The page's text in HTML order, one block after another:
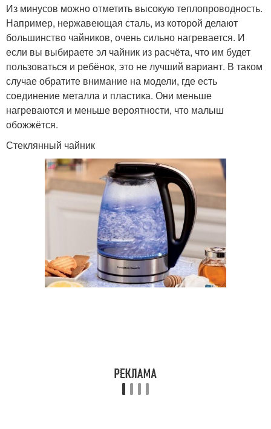
Из минусов можно отметить высокую теплопроводность.
Например, нержавеющая сталь, из которой делают
большинство чайников, очень сильно нагревается. И
если вы выбираете эл чайник из расчёта, что им будет
пользоваться и ребёнок, это не лучший вариант. В таком
случае обратите внимание на модели, где есть
соединение металла и пластика. Они меньше
нагреваются и меньше вероятности, что малыш
обожжётся.
Стеклянный чайник